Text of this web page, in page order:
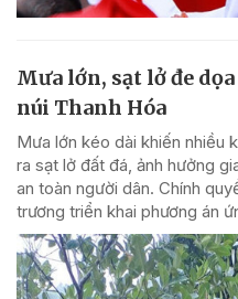
Mưa lớn, sạt lở đe
núi Thanh Hóa
Mưa lớn kéo dài khiến nhiều
ra sạt lở đất đá, ảnh hưởng
an toàn người dân. Chính
trương triển khai phương án